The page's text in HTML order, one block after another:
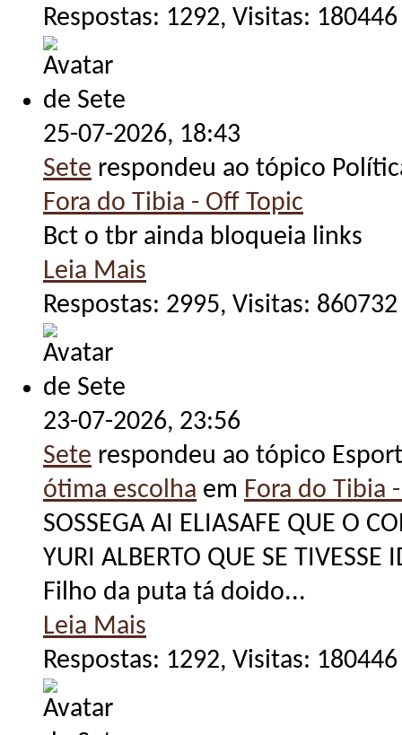
Respostas: 1292, Visitas: 180446
25-07-2026, 18:43
Sete respondeu ao tópico
Fora do Tibia - Off Topic
Bct o tbr ainda bloqueia links
Leia Mais
Respostas: 2995, Visitas: 860732
23-07-2026, 23:56
Sete respondeu ao tópico
ótima escolha em Fora do Tibia
SOSSEGA AI ELIASAFE QUE O
YURI ALBERTO QUE SE TIVESSE
Filho da puta tá doido...
Leia Mais
Respostas: 1292, Visitas: 180446